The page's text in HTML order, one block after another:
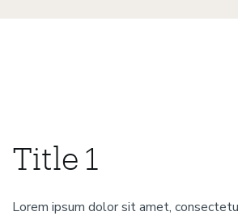
Title 1
Lorem ipsum dolor sit amet,